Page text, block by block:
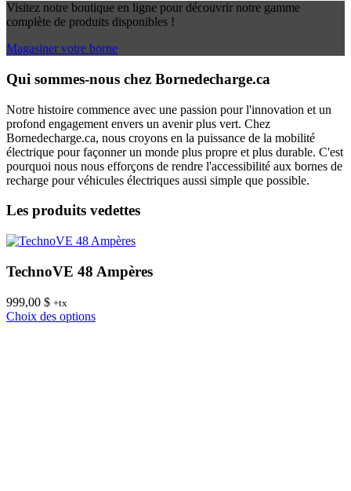
Visitez notre boutique en ligne pour découvrir notre gamme
complète de produits disponibles !
Magasiner votre borne
Qui sommes-nous chez Bornedecharge.ca
Notre histoire commence avec une passion pour l'innovation et un
profond engagement envers un avenir plus vert. Chez
Bornedecharge.ca, nous croyons en la puissance de la mobilité
électrique pour façonner un monde plus propre et plus durable. C'est
pourquoi nous nous efforçons de rendre l'accessibilité aux bornes de
recharge pour véhicules électriques aussi simple que possible.
Les produits vedettes
TechnoVE 48 Ampères
999,00 $ +tx
Choix des optionsCe